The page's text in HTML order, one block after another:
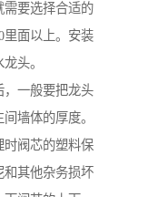
需要选择合适的
里面以上。安装
头。
，一般要把龙头
墙体的厚度。
时阀芯的塑料保
和其他杂务损坏